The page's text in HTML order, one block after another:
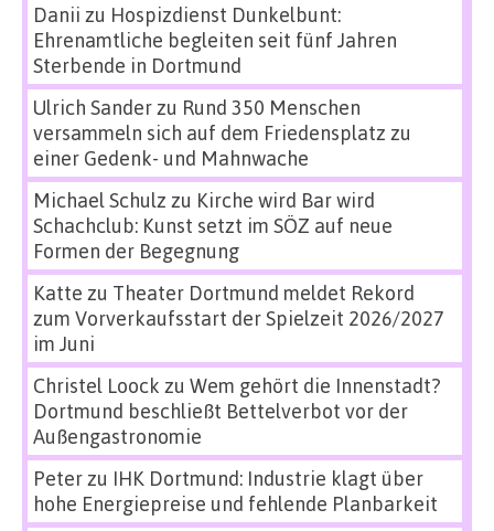
Danii zu Hospizdienst Dunkelbunt:
Ehrenamtliche begleiten seit fünf Jahren
Sterbende in Dortmund
Ulrich Sanderzu Rund 350 Menschen
versammeln sich auf dem Friedensplatz zu
einer Gedenk- und Mahnwache
Michael Schulz zu Kirche wird Bar wird
Schachclub: Kunst setzt im SÖZ auf neue
Formen der Begegnung
Katte zu Theater Dortmund meldet Rekord
zum Vorverkaufsstart der Spielzeit 2026/2027
im Juni
Christel Loock zu Wem gehört die Innenstadt?
Dortmund beschließt Bettelverbot vor der
Außengastronomie
Peterzu IHK Dortmund: Industrie klagt über
hohe Energiepreise und fehlende Planbarkeit